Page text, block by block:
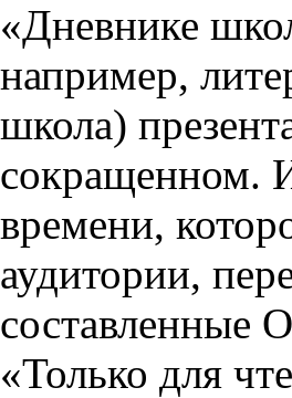
«Дневнике
например,
школа)
сокращенном.
времени,
аудитории,
составленные
«Только для